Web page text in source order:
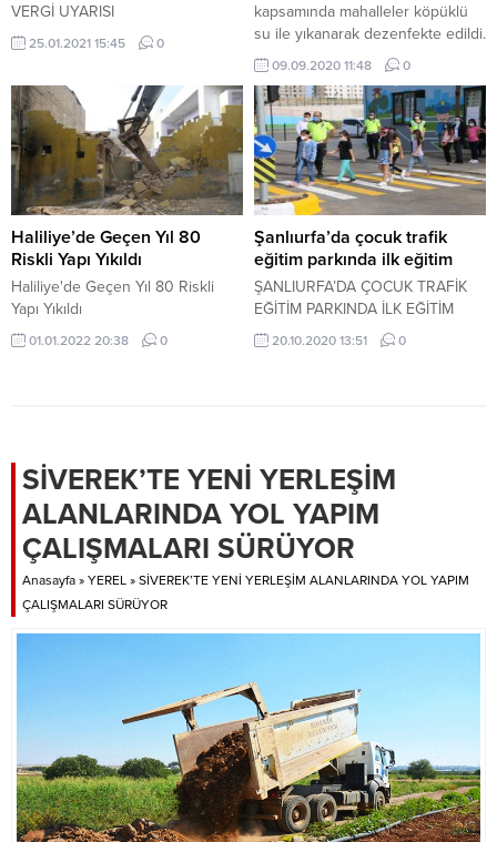
VERGİ UYARISI
25.01.2021 15:45 0
kapsamında mahalleler köpüklü
su ile yıkanarak dezenfekte edildi.
09.09.2020 11:48 0
Haliliye’de Geçen Yıl 80
Riskli Yapı Yıkıldı
Haliliye'de Geçen Yıl 80 Riskli
Yapı Yıkıldı
01.01.2022 20:38 0
Şanlıurfa’da çocuk trafik
eğitim parkında ilk eğitim
ŞANLIURFA’DA ÇOCUK TRAFİK
EĞİTİM PARKINDA İLK EĞİTİM
20.10.2020 13:51 0
SİVEREK’TE YENİ YERLEŞİM
ALANLARINDA YOL YAPIM
ÇALIŞMALARI SÜRÜYOR
Anasayfa » YEREL » SİVEREK’TE YENİ YERLEŞİM ALANLARINDA YOL YAPIM
ÇALIŞMALARI SÜRÜYOR